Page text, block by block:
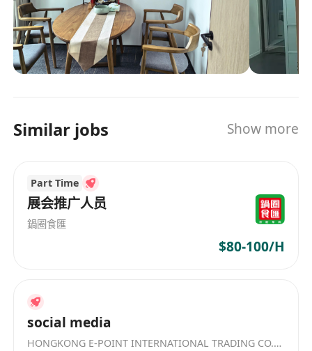
向實際成交轉化。
工作要求
具備2年以上新媒體運營實務經驗，熟悉主流平
佳。
腳本創作。
熟練使用新媒體數據分析工具（如新榜、飛瓜、
千瓜、微信後臺、抖音巨量星圖等），具備基本
出與結果導向思維。
對消費趨勢、年輕族羣行為及網絡文化有敏銳洞
察力，學習意願強，能主動探索新形式（如直播
Similar jobs Show more
Part Time
展会推广人员
鍋圈食匯
$80-100/H
social media
HONGKONG E-POINT INTERNATIONAL TRADING CO.，LIMITED